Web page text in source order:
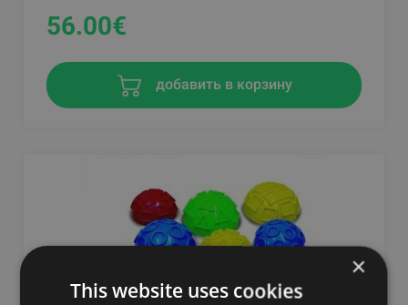
56.00€
добавить в корзину
×
This website uses cookies